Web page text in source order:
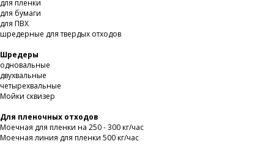
для пленки
для бумаги
для ПВХ
шредерные для твердых отходов
Шредеры
одновальные
двухвальные
четырехвальные
Мойки сквизер
Для пленочных отходов
Моечная для пленки на 250 - 300 кг/час
Моечная линия для пленки 500 кг/час